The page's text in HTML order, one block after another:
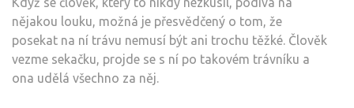
nějakou louku, možná je přesvědčený o tom, že
posekat na ní trávu nemusí být ani trochu těžké. Člověk
vezme sekačku, projde se s ní po takovém trávníku a
ona udělá všechno za něj.